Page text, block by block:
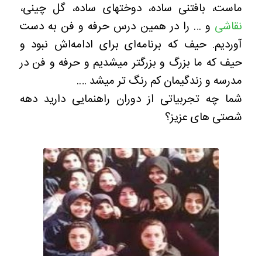
ماست، بافتنی ساده، دوختهای ساده، گل چینی،
نقاشی و … را در همین درس حرفه و فن به دست
آوردیم. حیف که برنامه‌ای برای ادامه‌اش نبود و
حیف که ما بزرگ و بزرگتر میشدیم و حرفه و فن در
مدرسه و زندگیمان کم رنگ تر میشد ….
شما چه تجربیاتی از دوران راهنمایی دارید دهه
شصتی های عزیز؟